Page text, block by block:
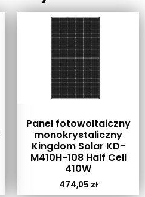
Panel fotowoltaiczny
monokrystaliczny
Kingdom Solar KD-
M410H-108 Half Cell
410W
474,05 zł